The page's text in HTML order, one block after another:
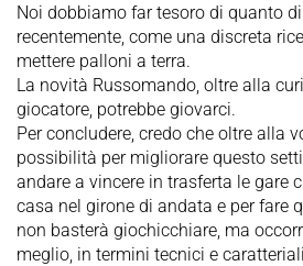
Noi dobbiamo far tesoro di quanto
recentemente, come una discreta
mettere palloni a terra.
La novità Russomando, oltre alla
giocatore, potrebbe giovarci.
Per concludere, credo che oltre alla
possibilità per migliorare questo
andare a vincere in trasferta le gare
casa nel girone di andata e per fare
non basterà giochicchiare, ma
meglio, in termini tecnici e